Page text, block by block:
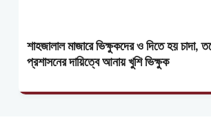
শাহজালাল মাজারে ভিক্ষুকদের ও দিতে হয় চাদা,
প্রশাসনের দায়িত্বে আনায় খুশি ভিক্ষুক